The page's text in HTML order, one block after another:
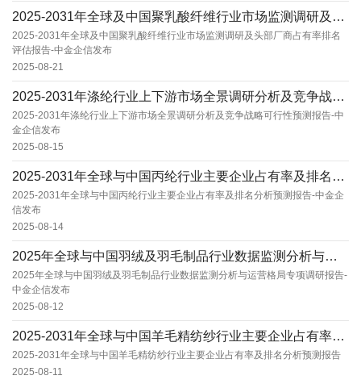
2025-2031年全球及中国聚乳酸纤维行业市场监测调研及头部厂商占有率排名评估报告-中金...
2025-2031年全球及中国聚乳酸纤维行业市场监测调研及头部厂商占有率排名
评估报告-中金企信发布
2025-08-21
2025-2031年涤纶行业上下游市场全景调研分析及竞争战略可行性预测报告-中金企信发布
2025-2031年涤纶行业上下游市场全景调研分析及竞争战略可行性预测报告-中
金企信发布
2025-08-15
2025-2031年全球与中国丙纶行业主要企业占有率及排名分析预测报告-中金企信发布
2025-2031年全球与中国丙纶行业主要企业占有率及排名分析预测报告-中金企
信发布
2025-08-14
2025年全球与中国羽绒及羽毛制品行业数据监测分析与运营格局专项调研报告-中金企信发布
2025年全球与中国羽绒及羽毛制品行业数据监测分析与运营格局专项调研报告-
中金企信发布
2025-08-12
2025-2031年全球与中国羊毛精纺纱行业主要企业占有率及排名分析预测报告
2025-2031年全球与中国羊毛精纺纱行业主要企业占有率及排名分析预测报告
2025-08-11